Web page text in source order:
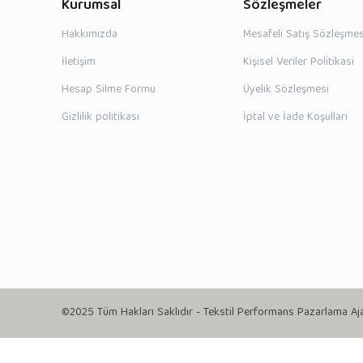
Kurumsal
Hakkımızda
İletişim
Hesap Silme Formu
Gizlilik politikası
Sözleşmeler
Mesafeli Satış
Kişisel Veriler Politikasi
Üyelik Sözleşmesi
İptal ve İade Koşulları
©2025 Tüm Hakları Saklıdır - Tekstil Performans Pazarlama